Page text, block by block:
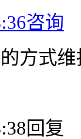
咨询
方式
回复